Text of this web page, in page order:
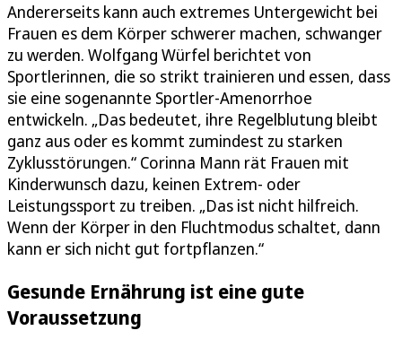
Andererseits kann auch extremes Untergewicht bei
Frauen es dem Körper schwerer machen, schwanger
zu werden. Wolfgang Würfel berichtet von
Sportlerinnen, die so strikt trainieren und essen, dass
sie eine sogenannte Sportler-Amenorrhoe
entwickeln. „Das bedeutet, ihre Regelblutung bleibt
ganz aus oder es kommt zumindest zu starken
Zyklusstörungen.“ Corinna Mann rät Frauen mit
Kinderwunsch dazu, keinen Extrem- oder
Leistungssport zu treiben. „Das ist nicht hilfreich.
Wenn der Körper in den Fluchtmodus schaltet, dann
kann er sich nicht gut fortpflanzen.“
Gesunde Ernährung ist eine gute
Voraussetzung